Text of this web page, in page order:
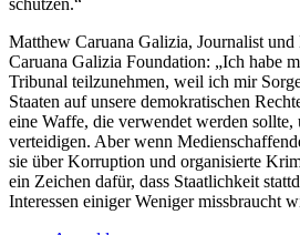
schützen.“
Matthew Caruana Galizia, Journalist
Caruana Galizia Foundation: „Ich habe
Tribunal teilzunehmen, weil ich mir
Staaten auf unsere demokratischen
eine Waffe, die verwendet werden
verteidigen. Aber wenn
sie über Korruption und organisierte
ein Zeichen dafür, dass Staatlichkeit
Interessen einiger Weniger missbraucht